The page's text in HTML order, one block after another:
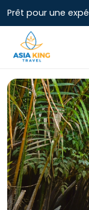
Prêt pour une